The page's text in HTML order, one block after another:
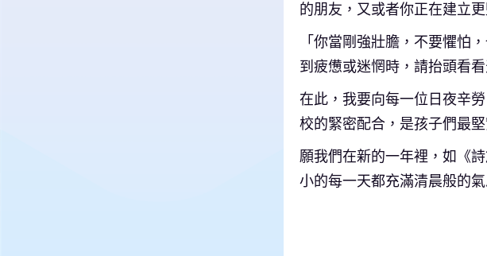
的朋友，又或者你正在建立
「你當剛強壯膽，不要懼怕
到疲憊或迷惘時，請抬頭看
在此，我要向每一位日夜辛
校的緊密配合，是孩子們最堅
願我們在新的一年裡，如《
小的每一天都充滿清晨般的